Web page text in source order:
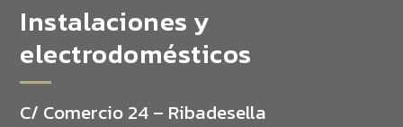
Instalaciones y
electrodomésticos
C/ Comercio 24 – Ribadesella